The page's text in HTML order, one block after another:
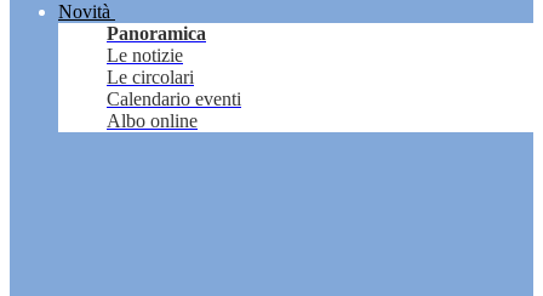
Novità
Panoramica
Le notizie
Le circolari
Calendario eventi
Albo online